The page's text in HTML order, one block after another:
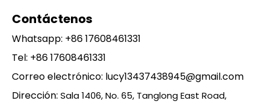
Contáctenos
Whatsapp: +86 17608461331
Tel: +86 17608461331
Correo electrónico: lucy13437438945@gmail.com
Dirección: Sala 1406, No. 65, Tanglong East Road,